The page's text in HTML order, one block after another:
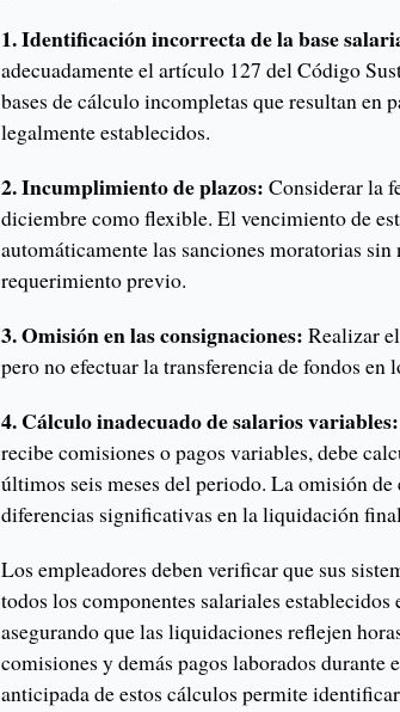
1. Identificación incorrecta de la base
adecuadamente el artículo 127 del Código
bases de cálculo incompletas que resultan en
legalmente establecidos.
2. Incumplimiento de plazos: Considerar la
diciembre como flexible. El vencimiento de
automáticamente las sanciones moratorias sin
requerimiento previo.
3. Omisión en las consignaciones: Realizar
pero no efectuar la transferencia de fondos en
4. Cálculo inadecuado de salarios variables:
recibe comisiones o pagos variables, debe
últimos seis meses del periodo. La omisión
diferencias significativas en la liquidación
Los empleadores deben verificar que sus
todos los componentes salariales
asegurando que las liquidaciones reflejen
comisiones y demás pagos laborados durante
anticipada de estos cálculos permite